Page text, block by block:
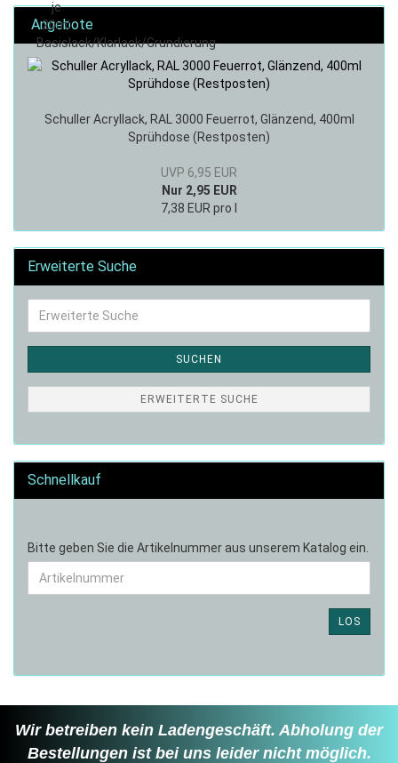
Angebote
Schuller Acryllack, RAL 3000 Feuerrot, Glänzend, 400ml
Sprühdose (Restposten)
UVP 6,95 EUR
Nur 2,95 EUR
7,38 EUR pro l
Erweiterte Suche
Suche
SUCHEN
ERWEITERTE SUCHE
Schnellkauf
BITTE
GEBEN
SIE
Bitte geben Sie die Artikelnummer aus unserem Katalog ein.
LOS
Wir betreiben kein Ladengeschäft. Abholung der
Bestellungen ist bei uns leider nicht möglich.